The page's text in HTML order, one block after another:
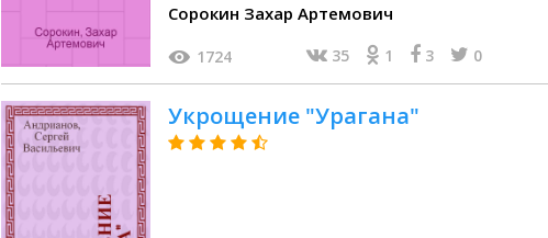
Сорокин Захар Артемович
1724 35 1 3 0
Укрощение "Урагана"